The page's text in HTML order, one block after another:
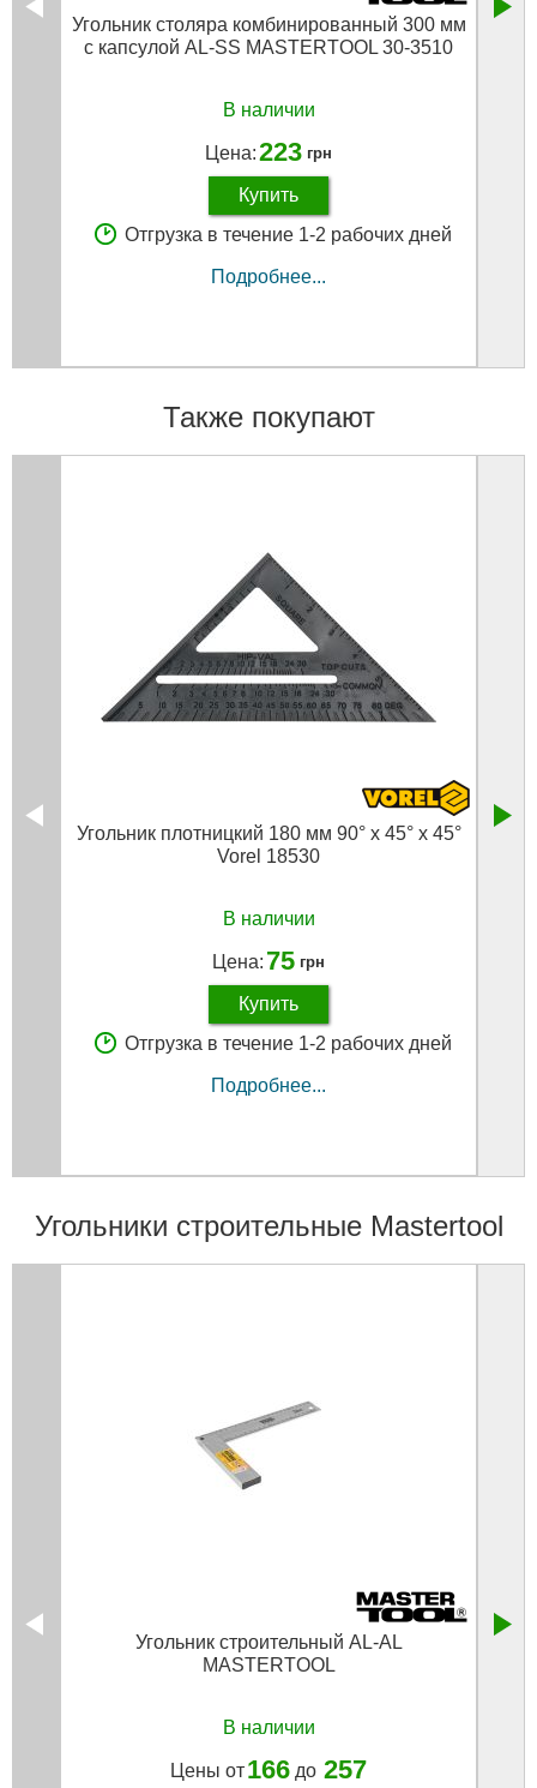
Угольник столяра комбинированный 300 мм
с капсулой AL-SS MASTERTOOL 30-3510
В наличии
Цена:223 грн
Купить
Отгрузка в течение 1-2 рабочих дней
Подробнее...
Также покупают
Угольник плотницкий 180 мм 90° х 45° х 45°
Vorel 18530
В наличии
Цена: 75 грн
Купить
Отгрузка в течение 1-2 рабочих дней
Подробнее...
Угольники строительные Mastertool
Угольник строительный AL-AL
MASTERTOOL
В наличии
Цены от166 до 257